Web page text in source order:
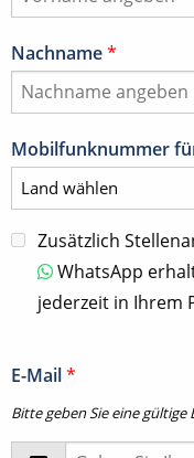
Nachname*
Mobilfunknummer
Zusätzlich
WhatsApp
jederzeit in Ihrem
E-Mail*
Bitte geben Sie eine gültige